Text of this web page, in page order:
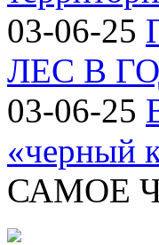
03-06-25
ЛЕС В
03-06-25
«черный
САМОЕ